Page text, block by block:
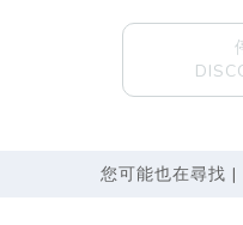
您可能也在尋找 |